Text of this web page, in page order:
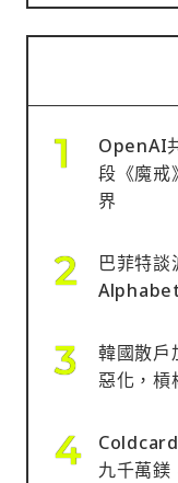
投資人還能額
OpenAI
段《魔戒
界
巴菲特
韓國散戶
惡化，槓
九千萬鎂